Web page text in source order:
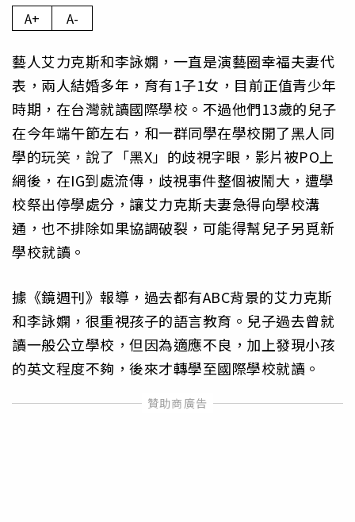
A+ A-
藝人艾力克斯和李詠嫻，一直是演藝圈幸福夫妻代
表，兩人結婚多年，育有1子1女，目前正值青少年
時期，在台灣就讀國際學校。不過他們13歲的兒子
在今年端午節左右，和一群同學在學校開了黑人同
學的玩笑，說了「黑X」的歧視字眼，影片被PO上
網後，在IG到處流傳，歧視事件整個被鬧大，遭學
校祭出停學處分，讓艾力克斯夫妻急得向學校溝
通，也不排除如果協調破裂，可能得幫兒子另覓新
學校就讀。
據《鏡週刊》報導，過去都有ABC背景的艾力克斯
和李詠嫻，很重視孩子的語言教育。兒子過去曾就
讀一般公立學校，但因為適應不良，加上發現小孩
的英文程度不夠，後來才轉學至國際學校就讀。